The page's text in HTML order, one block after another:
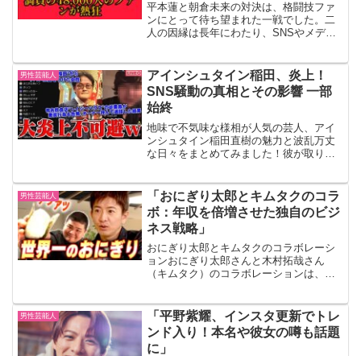
平本蓮と朝倉未来の対決は、格闘技ファ
ンにとって待ち望まれた一戦でした。二
人の因縁は長年にわたり、SNSやメディ
でその決着がつけられることとなり、フ
ァンの期待は最...
男性芸能人
アインシュタイン稲田、炎上！
SNS騒動の真相とその影響 一部
始終
地味で不気味な様相が人気の芸人、アイ
ンシュタイン稲田直樹の魅力と波乱万丈
な日々をまとめてみました！彼が取り上
で、貴重なw記事となります草。1. 稲田
直樹の本名とプロフィ...
男性芸能人
「おにぎり太郎とキムタクのコラ
ボ：年収を倍増させた独自のビジ
ネス戦略」
おにぎり太郎とキムタクのコラボレーシ
ョンおにぎり太郎さんと木村拓哉さん
（キムタク）のコラボレーションは、
さ〜〜ん！」で、おにぎり太郎さんが登
場し、彼の握るおにぎりを絶...
男性芸能人
「平野紫耀、インスタ更新でトレ
ンド入り！本名や彼女の噂も話題
に」